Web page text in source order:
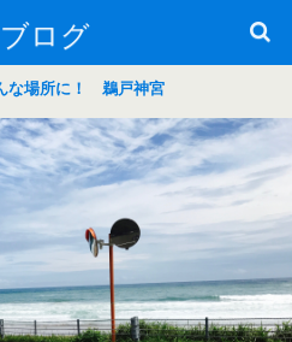
ログ
な場所に！ 鵜戸神宮